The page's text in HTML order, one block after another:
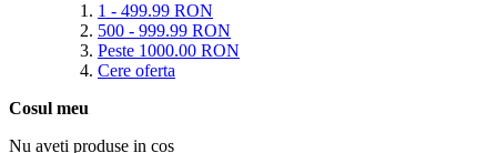
1 - 499.99 RON
500 - 999.99 RON
Peste 1000.00 RON
Cere oferta
Cosul meu
Nu aveti produse in cos